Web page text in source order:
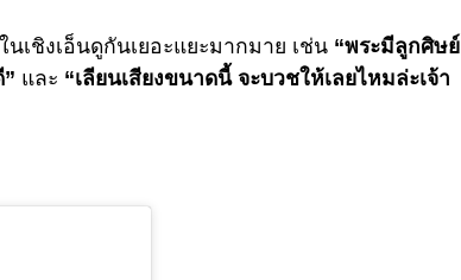
เชิงเอ็นดูกันเยอะแยะมากมาย เช่น “พระมีลูกศิษย์
และ “เลียนเสียงขนาดนี้ จะบวชให้เลยไหมล่ะเจ้า